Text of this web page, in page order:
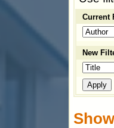
Current
New